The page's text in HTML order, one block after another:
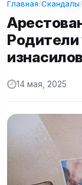
Главная/Скандалы/
14 мая, 2025